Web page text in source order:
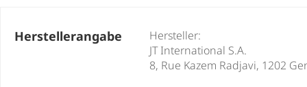
Herstellerangabe
Hersteller:
JT International S.A.
8, Rue Kazem Radjavi, 1202